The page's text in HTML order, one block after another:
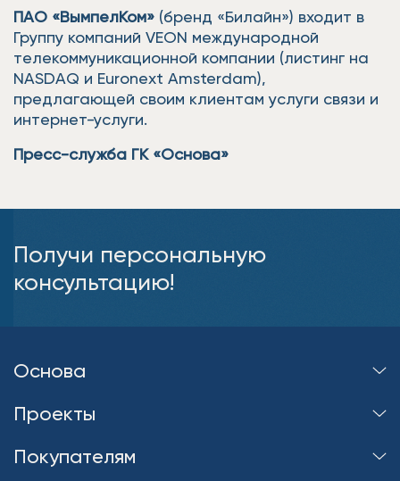
ПАО «ВымпелКом» (бренд «Билайн») входит в
Группу компаний VEON международной
телекоммуникационной компании (листинг на
NASDAQ и Euronext Amsterdam),
предлагающей своим клиентам услуги связи и
интернет-услуги.
Пресс-служба ГК «Основа»
Получи персональную
консультацию!
Основа
Проекты
Покупателям